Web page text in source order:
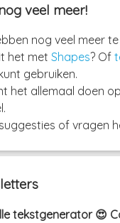
veel meer!
nog veel meer
het met Shapes? Of
gebruiken.
het allemaal doen
of vragen
tekstgenerator 😍